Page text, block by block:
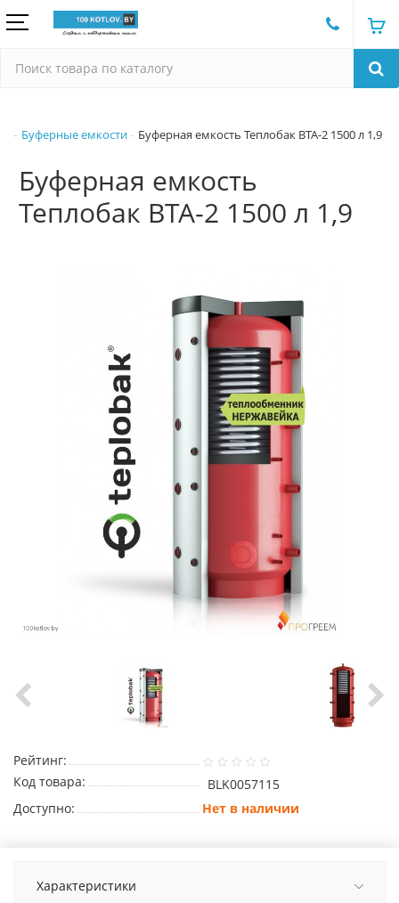
Буферные емкости Буферная емкость Теплобак ВТА-2 1500 л 1,9
Буферная емкость
Теплобак ВТА-2 1500 л 1,9
Рейтинг:
Код товара:
BLK0057115
Доступно:
Нет в наличии
Характеристики